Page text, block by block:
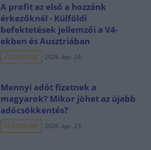
A profit az első a hozzánk
érkezőknél - Külföldi
befektetések jellemzői a V4-
ekben és Ausztriában
ELEMZÉSEK 2026. ápr. 24.
Mennyi adót fizetnek a
magyarok? Mikor jöhet az újabb
adócsökkentés?
ELEMZÉSEK 2026. ápr. 23.